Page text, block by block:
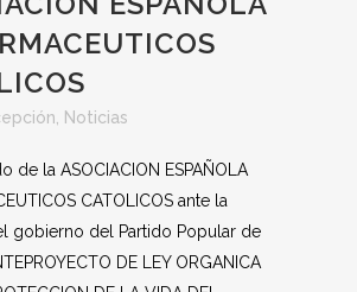
Noticias
de la ASOCIACION ESPAÑOLA
CATOLICOS ante la
gobierno del Partido Popular de
DE LEY ORGANICA